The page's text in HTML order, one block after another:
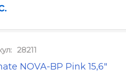
28211
NOVA-BP Pink 15,6"